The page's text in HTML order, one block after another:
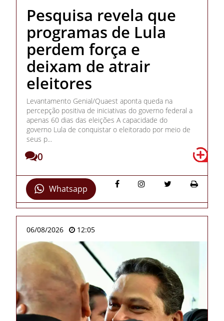
Pesquisa revela que
programas de Lula
perdem força e
deixam de atrair
eleitores
Levantamento Genial/Quaest aponta queda na
percepção positiva de iniciativas do governo federal a
apenas 60 dias das eleições A capacidade do
governo Lula de conquistar o eleitorado por meio de
seus p...
0
Whatsapp
06/08/2026 12:05